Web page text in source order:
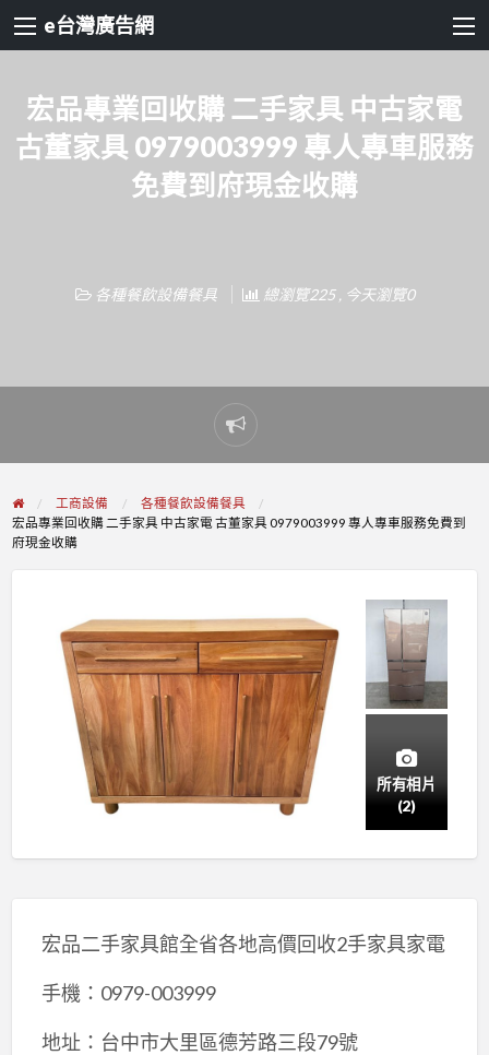
e台灣廣告網
宏品專業回收購 二手家具 中古家電
古董家具 0979003999 專人專車服務
免費到府現金收購
各種餐飲設備餐具 總瀏覽225 , 今天瀏覽0
Report
problem
工商設備
各種餐飲設備餐具
宏品專業回收購 二手家具 中古家電 古董家具 0979003999 專人專車服務免費到
府現金收購
所有相片
(2)
宏品二手家具館全省各地高價回收2手家具家電
手機：0979-003999
地址：台中市大里區德芳路三段79號